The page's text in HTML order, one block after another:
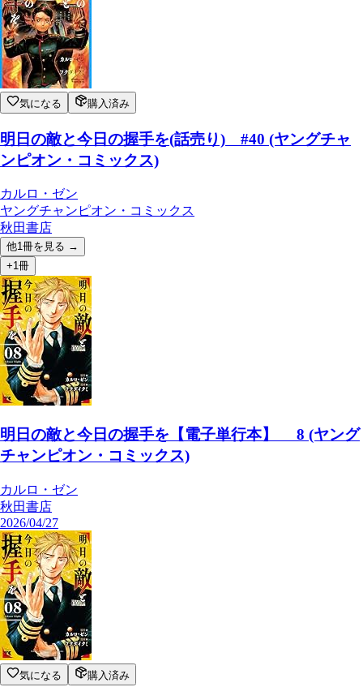
気になる 購入済み
明日の敵と今日の握手を(話売り) #40 (ヤングチャ
ンピオン・コミックス)
カルロ・ゼン
ヤングチャンピオン・コミックス
秋田書店
他1冊を見る →
+1冊
明日の敵と今日の握手を【電子単行本】 8 (ヤング
チャンピオン・コミックス)
カルロ・ゼン
秋田書店
2026/04/27
気になる 購入済み